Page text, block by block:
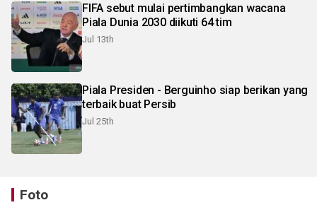
FIFA sebut mulai pertimbangkan wacana
Piala Dunia 2030 diikuti 64 tim
Jul 13th
Piala Presiden - Berguinho siap berikan yang
terbaik buat Persib
Jul 25th
Foto